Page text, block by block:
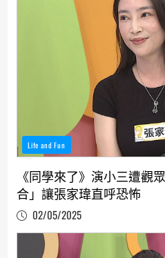
Life and Fun
《同學來了》演小三遭觀
合」讓張家瑋直呼恐怖
02/05/2025